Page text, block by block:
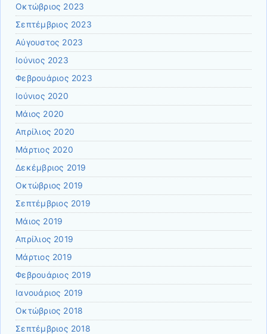
Οκτώβριος 2023
Σεπτέμβριος 2023
Αύγουστος 2023
Ιούνιος 2023
Φεβρουάριος 2023
Ιούνιος 2020
Μάιος 2020
Απρίλιος 2020
Μάρτιος 2020
Δεκέμβριος 2019
Οκτώβριος 2019
Σεπτέμβριος 2019
Μάιος 2019
Απρίλιος 2019
Μάρτιος 2019
Φεβρουάριος 2019
Ιανουάριος 2019
Οκτώβριος 2018
Σεπτέμβριος 2018